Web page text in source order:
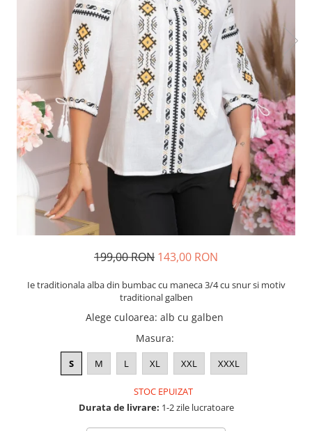
199,00 RON 143,00 RON
Ie traditionala alba din bumbac cu maneca 3/4 cu snur si motiv
traditional galben
Alege culoarea: alb cu galben
Masura:
S M L XL XXL XXXL
STOC EPUIZAT
Durata de livrare: 1-2 zile lucratoare